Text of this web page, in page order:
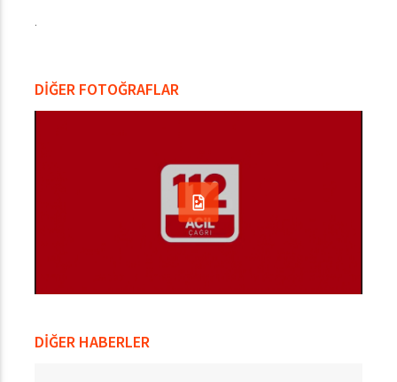
DİĞER FOTOĞRAFLAR
DİĞER HABERLER